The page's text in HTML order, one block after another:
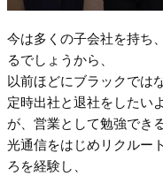
今は多くの子会社を持ち
るでしょうから、
以前ほどにブラックでは
定時出社と退社をしたい
が、営業として勉強でき
光通信をはじめリクルー
ろを経験し、